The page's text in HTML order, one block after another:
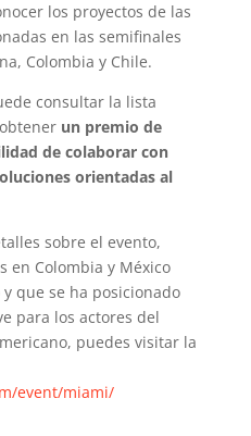
los proyectos de las
en las semifinales
Colombia y Chile.
consultar la lista
un premio de
de colaborar con
orientadas al
sobre el evento,
en Colombia y México
que se ha posicionado
para los actores del
puedes visitar la
event/miami/